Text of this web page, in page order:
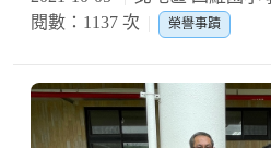
閱數：1137 次
榮譽事蹟